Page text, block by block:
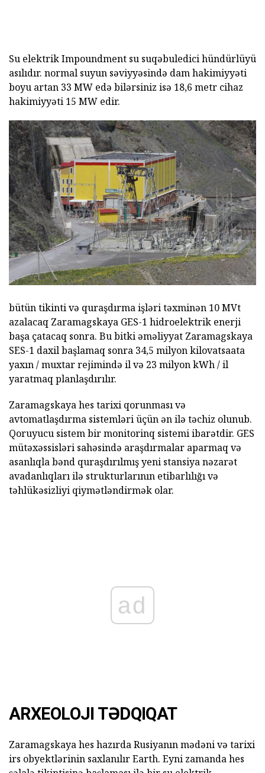
Su elektrik Impoundment su suqəbuledici hündürlüyü
asılıdır. normal suyun səviyyəsində dam hakimiyyəti
boyu artan 33 MW edə bilərsiniz isə 18,6 metr cihaz
hakimiyyəti 15 MW edir.
bütün tikinti və quraşdırma işləri təxminən 10 MVt
azalacaq Zaramagskaya GES-1 hidroelektrik enerji
başa çatacaq sonra. Bu bitki əməliyyat Zaramagskaya
SES-1 daxil başlamaq sonra 34,5 milyon kilovatsaata
yaxın / muxtar rejimində il və 23 milyon kWh / il
yaratmaq planlaşdırılır.
Zaramagskaya hes tarixi qorunması və
avtomatlaşdırma sistemləri üçün ən ilə təchiz olunub.
Qoruyucu sistem bir monitorinq sistemi ibarətdir. GES
mütəxəssisləri sahəsində araşdırmalar aparmaq və
asanlıqla bənd quraşdırılmış yeni stansiya nəzarət
avadanlıqları ilə strukturlarının etibarlılığı və
təhlükəsizliyi qiymətləndirmək olar.
ad
ARXEOLOJI TƏDQIQAT
Zaramagskaya hes hazırda Rusiyanın mədəni və tarixi
irs obyektlərinin saxlanılır Earth. Eyni zamanda hes